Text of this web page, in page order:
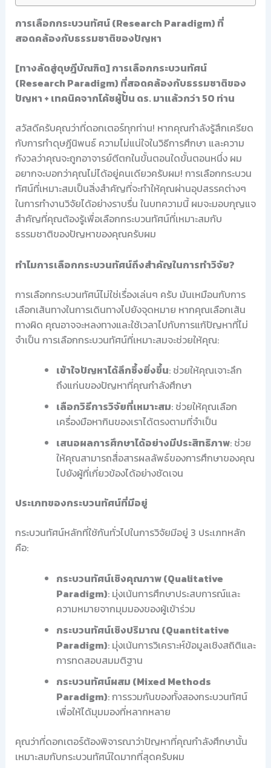
การเลือกกระบวนทัศน์ (Research Paradigm) ที่
สอดคล้องกับธรรมชาติของปัญหา
[ทางลัดสู่ดุษฎีบัณฑิต] การเลือกกระบวนทัศน์
(Research Paradigm) ที่สอดคล้องกับธรรมชาติของ
ปัญหา + เทคนิคจากโค้ชผู้ปั้น ดร. มาแล้วกว่า 50 ท่าน
สวัสดีครับคุณว่าที่ดอกเตอร์ทุกท่าน! หากคุณกำลังรู้สึกเครียด
กับการทำดุษฎีนิพนธ์ ความไม่แน่ใจในวิธีการศึกษา และความ
กังวลว่าคุณจะถูกอาจารย์ตีตกในขั้นตอนใดขั้นตอนหนึ่ง ผม
อยากจะบอกว่าคุณไม่ได้อยู่คนเดียวครับผม! การเลือกกระบวน
ทัศน์ที่เหมาะสมเป็นสิ่งสำคัญที่จะทำให้คุณผ่านอุปสรรคต่างๆ
ในการทำงานวิจัยได้อย่างราบรื่น ในบทความนี้ ผมจะมอบกุญแจ
สำคัญที่คุณต้องรู้เพื่อเลือกกระบวนทัศน์ที่เหมาะสมกับ
ธรรมชาติของปัญหาของคุณครับผม
ทำไมการเลือกกระบวนทัศน์ถึงสำคัญในการทำวิจัย?
การเลือกกระบวนทัศน์ไม่ใช่เรื่องเล่นๆ ครับ มันเหมือนกับการ
เลือกเส้นทางในการเดินทางไปยังจุดหมาย หากคุณเลือกเส้น
ทางผิด คุณอาจจะหลงทางและใช้เวลาไปกับการแก้ปัญหาที่ไม่
จำเป็น การเลือกกระบวนทัศน์ที่เหมาะสมจะช่วยให้คุณ:
เข้าใจปัญหาได้ลึกซึ้งยิ่งขึ้น: ช่วยให้คุณเจาะลึก
ถึงแก่นของปัญหาที่คุณกำลังศึกษา
เลือกวิธีการวิจัยที่เหมาะสม: ช่วยให้คุณเลือก
เครื่องมือหากินของเราได้ตรงตามที่จำเป็น
เสนอผลการศึกษาได้อย่างมีประสิทธิภาพ: ช่วย
ให้คุณสามารถสื่อสารผลลัพธ์ของการศึกษาของคุณ
ไปยังผู้ที่เกี่ยวข้องได้อย่างชัดเจน
ประเภทของกระบวนทัศน์ที่มีอยู่
กระบวนทัศน์หลักที่ใช้กันทั่วไปในการวิจัยมีอยู่ 3 ประเภทหลัก
คือ:
กระบวนทัศน์เชิงคุณภาพ (Qualitative
Paradigm): มุ่งเน้นการศึกษาประสบการณ์และ
ความหมายจากมุมมองของผู้เข้าร่วม
กระบวนทัศน์เชิงปริมาณ (Quantitative
Paradigm): มุ่งเน้นการวิเคราะห์ข้อมูลเชิงสถิติและ
การทดสอบสมมติฐาน
กระบวนทัศน์ผสม (Mixed Methods
Paradigm): การรวมกันของทั้งสองกระบวนทัศน์
เพื่อให้ได้มุมมองที่หลากหลาย
คุณว่าที่ดอกเตอร์ต้องพิจารณาว่าปัญหาที่คุณกำลังศึกษานั้น
เหมาะสมกับกระบวนทัศน์ใดมากที่สุดครับผม